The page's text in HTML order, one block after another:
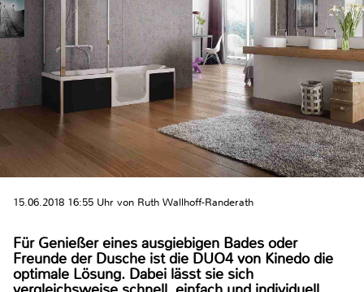
15.06.2018 16:55 Uhr von Ruth Wallhoff-Randerath
Für Genießer eines ausgiebigen Bades oder
Freunde der Dusche ist die DUO4 von Kinedo die
optimale Lösung. Dabei lässt sie sich